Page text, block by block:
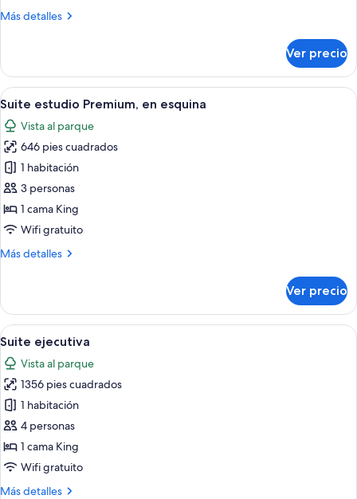
matrimonial
Más detalles
Más
Deluxe,
cama
matrimonial
Ver precio
Abrir
todas
las
fotos
de
Suite
estudio
Premium,
esquina
Una mesa con una lámpara, cubos
8
Suite estudio Premium, en esquina
Vista al parque
646 pies cuadrados
1 habitación
3 personas
1 cama King
Wifi gratuito
Más detalles
Más
estudio
Premium,
en
esquina
Ver precio
Abrir
todas
las
fotos
de
Suite
ejecutiva
Interior de un restaurante con una
18
Suite ejecutiva
Vista al parque
1356 pies cuadrados
1 habitación
4 personas
1 cama King
Wifi gratuito
Más detalles
Más